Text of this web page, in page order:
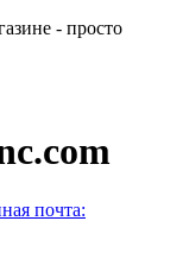
- просто
почта: